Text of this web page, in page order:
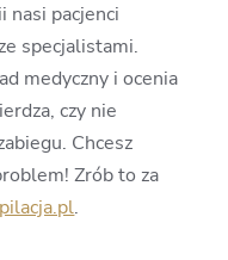
nasi pacjenci
specjalistami.
medyczny i ocenia
czy nie
Chcesz
Zrób to za
.